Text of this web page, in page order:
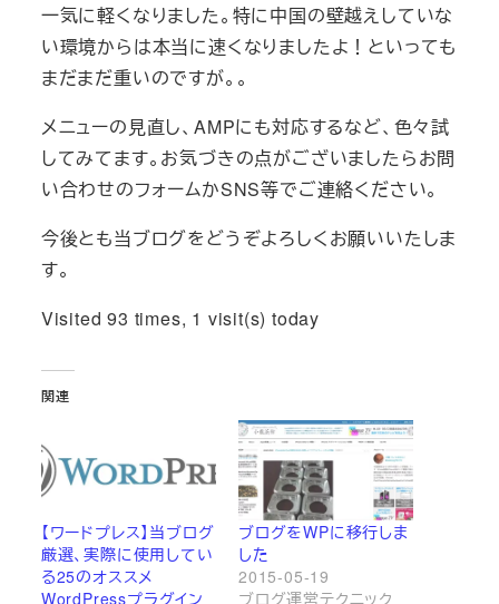
一気に軽くなりました。特に中国の壁越えしていな
い環境からは本当に速くなりましたよ！といっても
まだまだ重いのですが。。
メニューの見直し、AMPにも対応するなど、色々試
してみてます。お気づきの点がございましたらお問
い合わせのフォームかSNS等でご連絡ください。
今後とも当ブログをどうぞよろしくお願いいたしま
す。
Visited 93 times, 1 visit(s) today
関連
【ワードプレス】当ブログ
厳選、実際に使用してい
る25のオススメ
WordPressプラグイン
ブログをWPに移行しま
した
2015-05-19
ブログ運営テクニック